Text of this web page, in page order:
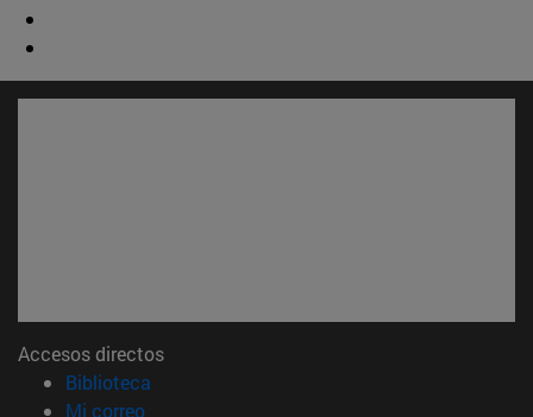
Accesos directos
Biblioteca
Mi correo(abre en nueva ventana)